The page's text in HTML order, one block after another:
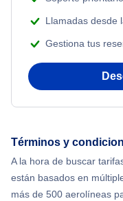
Flights from Nueva
Flights from Shanghai
Flights from Delhi to
Beach Vacations
Llamadas desde
Gestiona tus
Términos y
A la hora de buscar
están basados en
más de 500 aerolíneas